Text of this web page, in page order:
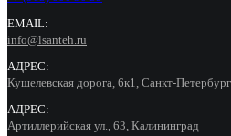
EMAIL:
info@lsanteh.ru
АДРЕС:
Кушелевская дорога, 6к1, Санкт-Петербург
АДРЕС:
Артиллерийская ул., 63, Калининград